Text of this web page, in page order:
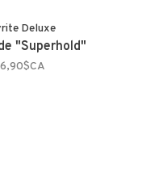
Deluxe
"Superhold"